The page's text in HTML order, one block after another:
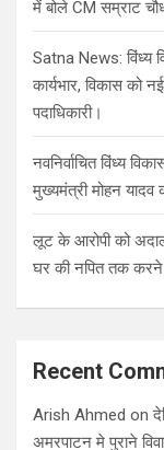
में बोले CM सम्राट
Satna News: विंध्य
कार्यभार, विकास को
पदाधिकारी।
नवनिर्वाचित विंध्य
मुख्यमंत्री मोहन यादव
लूट के आरोपी को
घर की नपित तक करने
Recent
Arish Ahmed on
अमरपाटन मे पुराने